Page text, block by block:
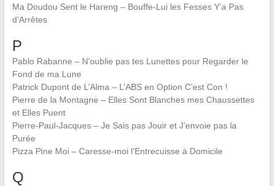
Ma Doudou Sent le Hareng – Bouffe-Lui les Fesses Y’a Pas
d’Arrêtes
P
Pablo Rabanne – N’oublie pas tes Lunettes pour Regarder le
Fond de ma Lune
Patrick Dupont de L’Alma – L’ABS en Option C’est Con !
Pierre de la Montagne – Elles Sont Blanches mes Chaussettes
et Elles Puent
Pierre-Paul-Jacques – Je Sais pas Jouir et J’envoie pas la
Purée
Pizza Pine Moi – Caresse-moi l’Entrecuisse à Domicile
Q